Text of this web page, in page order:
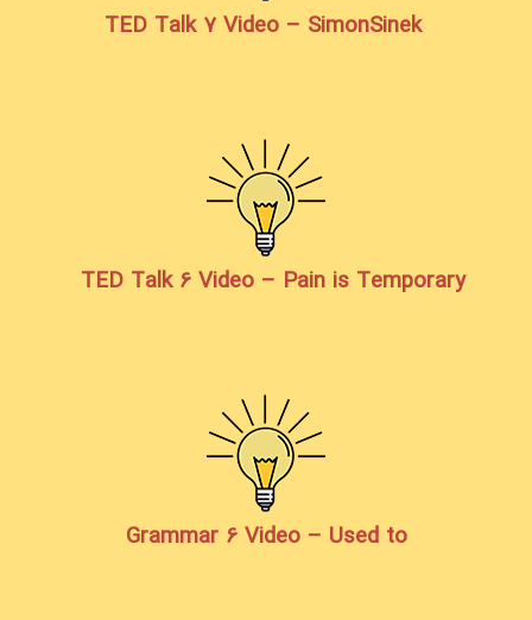
TED Talk 7 Video – SimonSinek
TED Talk 6 Video – Pain is Temporary
Grammar 6 Video – Used to